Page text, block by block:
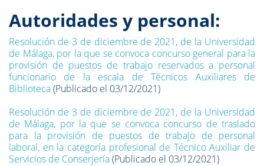
Autoridades y personal:
Resolución de 3 de diciembre de 2021, de la Universidad
de Málaga, por la que se convoca concurso general para la
provisión de puestos de trabajo reservados a personal
funcionario de la escala de Técnicos Auxiliares de
Biblioteca(Publicado el 03/12/2021)
Resolución de 3 de diciembre de 2021, de la Universidad
de Málaga, por la que se convoca concurso de traslado
para la provisión de puestos de trabajo de personal
laboral, en la categoría profesional de Técnico Auxiliar de
Servicios de Conserjería(Publicado el 03/12/2021)